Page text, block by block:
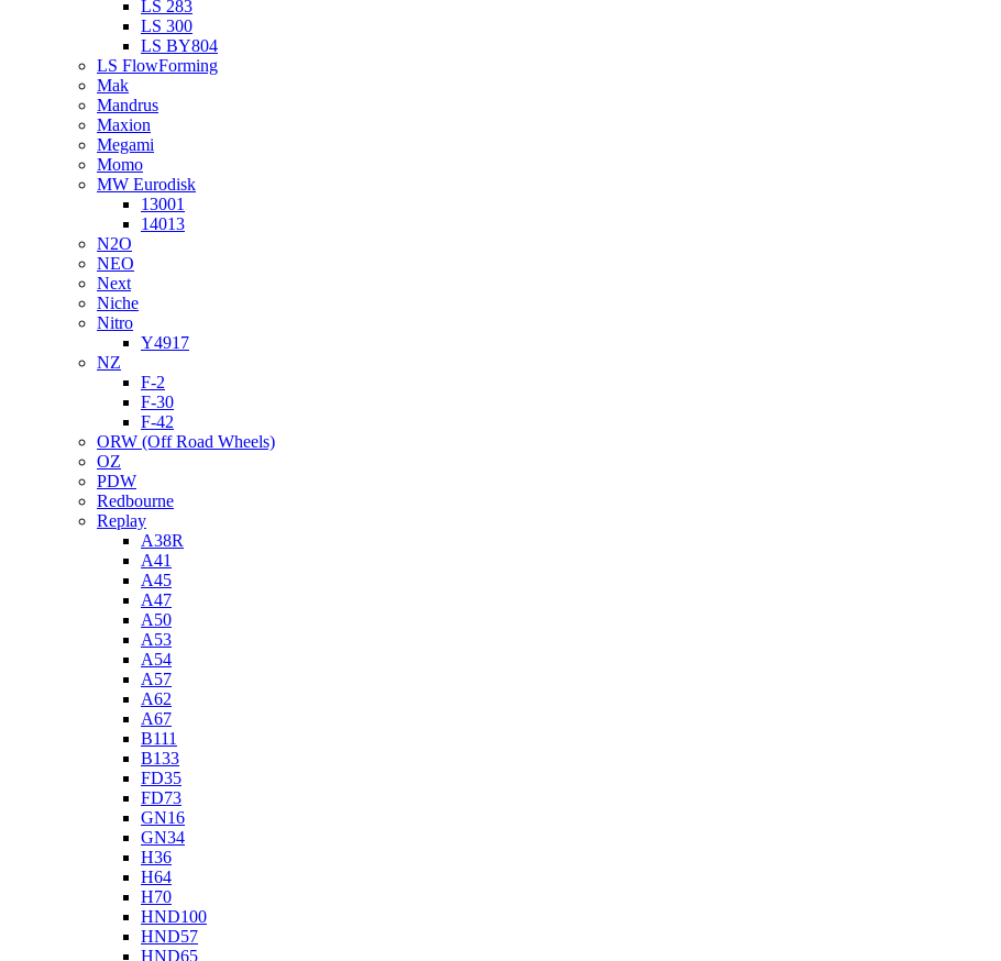
LS 283
LS 300
LS BY804
LS FlowForming
Mak
Mandrus
Maxion
Megami
Momo
MW Eurodisk
13001
14013
N2O
NEO
Next
Niche
Nitro
Y4917
NZ
F-2
F-30
F-42
ORW (Off Road Wheels)
OZ
PDW
Redbourne
Replay
A38R
A41
A45
A47
A50
A53
A54
A57
A62
A67
B111
B133
FD35
FD73
GN16
GN34
H36
H64
H70
HND100
HND57
HND65